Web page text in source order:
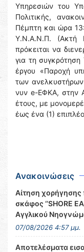
Υπηρεσιών του
Πολιτικής,
Πέμπτη και ώρα
Υ.Ν.Α.Ν.Π. (Ακτή
πρόκειται να
για τη
έργου «Παροχή
των
νυν e-ΕΦΚΑ, στην
έτους, με
έως ένα (1)
Ανακοινώσεις
Αίτηση χορήγησης
σκάφος ‘’SHORE
Αγγλικού
07/08/2026 4:57 μμ.
Αποτελέσματα